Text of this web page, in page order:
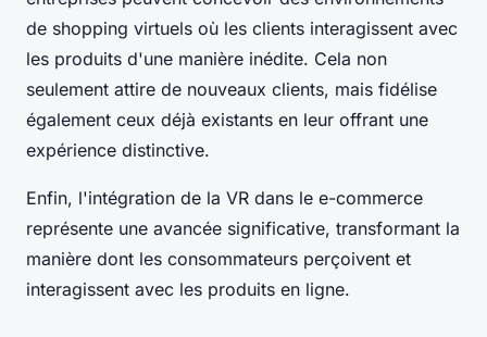
de shopping virtuels où les clients interagissent avec
les produits d'une manière inédite. Cela non
seulement attire de nouveaux clients, mais fidélise
également ceux déjà existants en leur offrant une
expérience distinctive.
Enfin, l'intégration de la VR dans le e-commerce
représente une avancée significative, transformant la
manière dont les consommateurs perçoivent et
interagissent avec les produits en ligne.